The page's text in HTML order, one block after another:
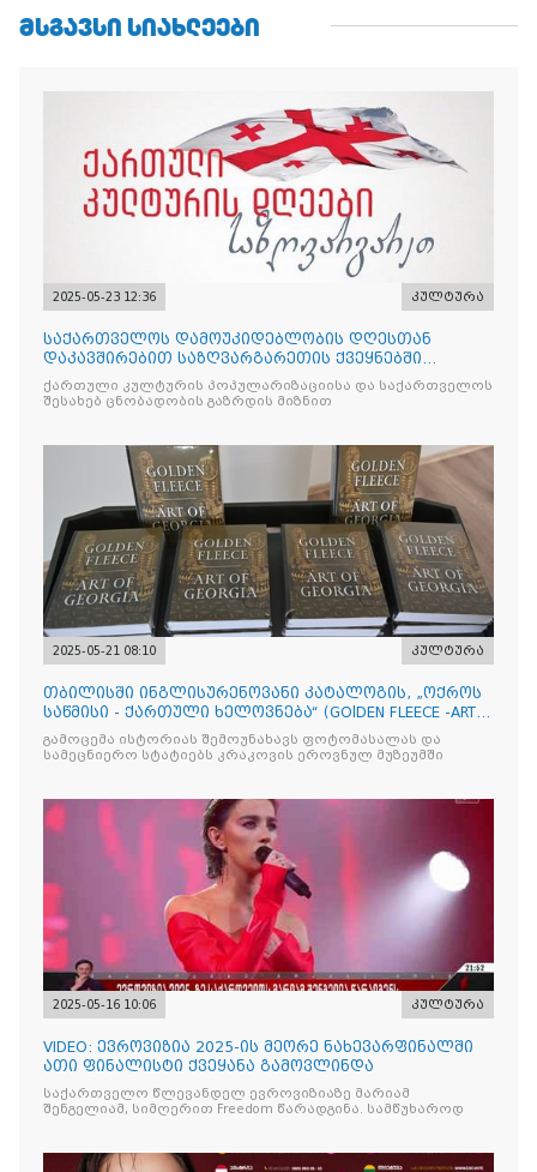
ᲛᲡᲒᲐᲕᲡᲘ ᲡᲘᲐᲮᲚᲔᲔᲑᲘ
2025-05-23 12:36 კულტურა
საქართველოს დამოუკიდებლობის დღესთან
დაკავშირებით საზღვარგარეთის ქვეყნებში
ქართული კულტურის დღეები აღ
ქართული კულტურის პოპულარიზაციისა და საქართველოს
შესახებ ცნობადობის გაზრდის მიზნით
2025-05-21 08:10 კულტურა
თბილისში ინგლისურენოვანი კატალოგის, „ოქროს
საწმისი - ქართული ხელოვნება“ (GOlDEN FLEECE -ART
OF GEORG
გამოცემა ისტორიას შემოუნახავს ფოტომასალას და
სამეცნიერო სტატიებს კრაკოვის ეროვნულ მუზეუმში
2025-05-16 10:06 კულტურა
VIDEO: ევროვიზია 2025-ის მეორე ნახევარფინალში
ათი ფინალისტი ქვეყანა გამოვლინდა
საქართველო წლევანდელ ევროვიზიაზე მარიამ
შენგელიამ, სიმღერით Freedom წარადგინა. სამწუხაროდ